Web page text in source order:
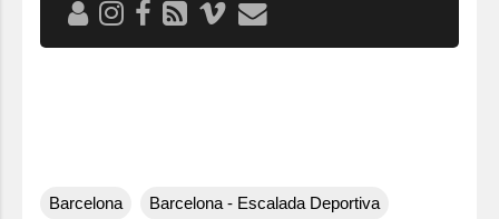
Barcelona Barcelona - Escalada Deportiva